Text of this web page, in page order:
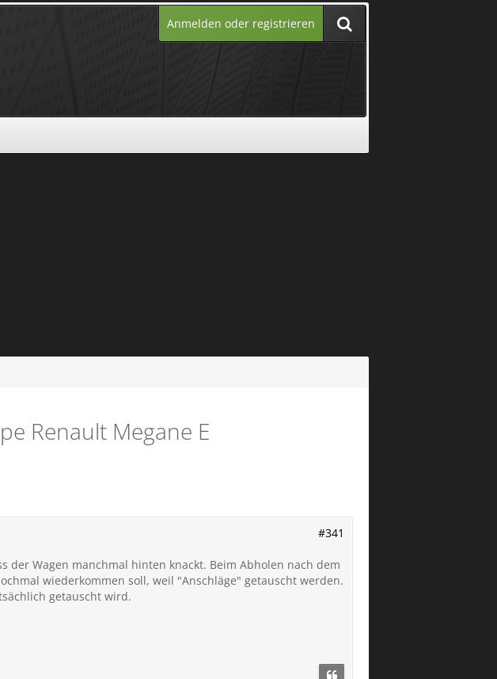
Anmelden oder registrieren
Renault Megane E
#341
der Wagen manchmal hinten knackt. Beim Abholen nach dem
wiederkommen soll, weil "Anschläge" getauscht werden.
getauscht wird.